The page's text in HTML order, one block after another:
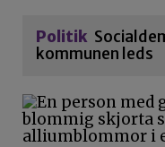
Politik
kommunen leds